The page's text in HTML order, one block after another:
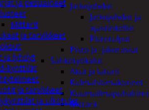
Jatkojohdot
Jatkojohdot ja
ajastinkellot
Pistotulpat
Pisto ja -jakorasiat
Sähkötyökalut
Akut ja laturit
Kulmahiomakoneet
Mittarit
ja pesuaineet
Mittarit
ja tarvikkeet
ja lyhdyt
kynttilät
ja tarvikkeet
ja ulkotulet